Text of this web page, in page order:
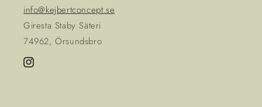
info@kejbertconcept.se
Giresta Staby Säteri
74962, Örsundsbro
Instagram